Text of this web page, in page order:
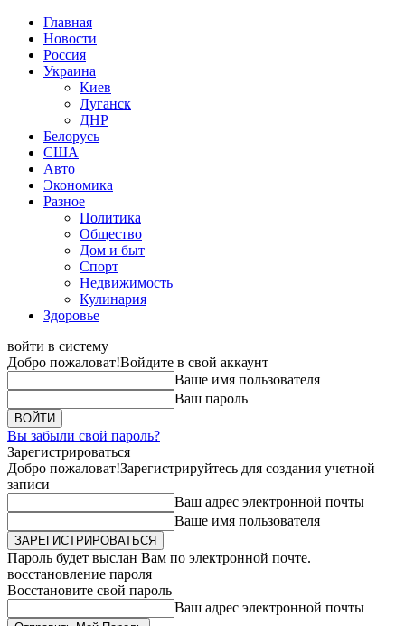
Главная
Новости
Россия
Украина
Киев
Луганск
ДНР
Белорусь
США
Авто
Экономика
Разное
Политика
Общество
Дом и быт
Спорт
Недвижимость
Кулинария
Здоровье
войти в систему
Добро пожаловат!Войдите в свой аккаунт
Ваше имя пользователя
Ваш пароль
Вы забыли свой пароль?
Зарегистрироваться
Добро пожаловат!Зарегистрируйтесь для создания учетной
записи
Ваш адрес электронной почты
Ваше имя пользователя
Пароль будет выслан Вам по электронной почте.
восстановление пароля
Восстановите свой пароль
Ваш адрес электронной почты